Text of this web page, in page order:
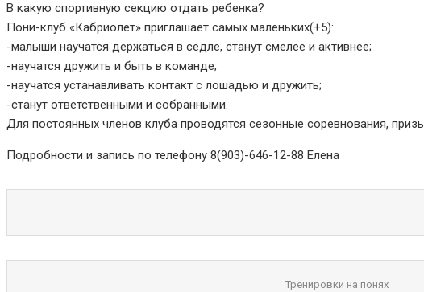
В какую спортивную секцию отдать ребенка?
Пони-клуб «Кабриолет» приглашает самых маленьких(+5):
-малыши научатся держаться в седле, станут смелее и активнее;
-научатся дружить и быть в команде;
-научатся устанавливать контакт с лошадью и дружить;
-станут ответственными и собранными.
Для постоянных членов клуба проводятся сезонные соревнования,
Подробности и запись по телефону 8(903)-646-12-88 Елена
Тренировки на понях